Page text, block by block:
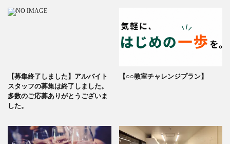
【募集終了しました】アルバイト
スタッフの募集は終了しました。
多数のご応募ありがとうございま
した。
【○○教室チャレンジプラン】